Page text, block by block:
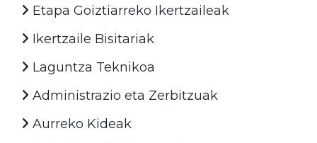
Etapa Goiztiarreko Ikertzaileak
Ikertzaile Bisitariak
Laguntza Teknikoa
Administrazio eta Zerbitzuak
Aurreko Kideak